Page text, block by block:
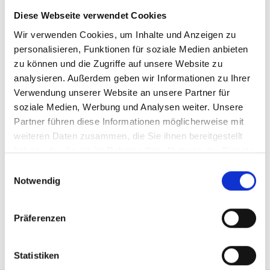
Diese Webseite verwendet Cookies
Wir verwenden Cookies, um Inhalte und Anzeigen zu
personalisieren, Funktionen für soziale Medien anbieten
zu können und die Zugriffe auf unsere Website zu
analysieren. Außerdem geben wir Informationen zu Ihrer
Verwendung unserer Website an unsere Partner für
soziale Medien, Werbung und Analysen weiter. Unsere
Partner führen diese Informationen möglicherweise mit
weiteren Daten zusammen, die Sie ihnen bereitgestellt
haben oder die sie im Rahmen Ihrer Nutzung der Dienste
Notwendig
Präferenzen
Statistiken
Entdecken Sie Schatzkammerstücke des Mittelalters und der
Neuzeit in den historischen Räumen der ehemaligen
bischöflichen Residenz. Dazu gehören Gewänder in feinster
Goldstickerei und hochwertige Goldschmiedearbeiten wie
das reich geschmückte Prager Ottokarkreuz aus dem 13.
Jahrhundert oder das berühmte Regensburger
Emailkästchen, das wohl um 1400 in einer der Werkstätten
der französischen Fürstenhöfe entstanden ist.
Goldschmiedekunst
Kostbarkeiten aus dem Mittelalter bis zur Gegenwart